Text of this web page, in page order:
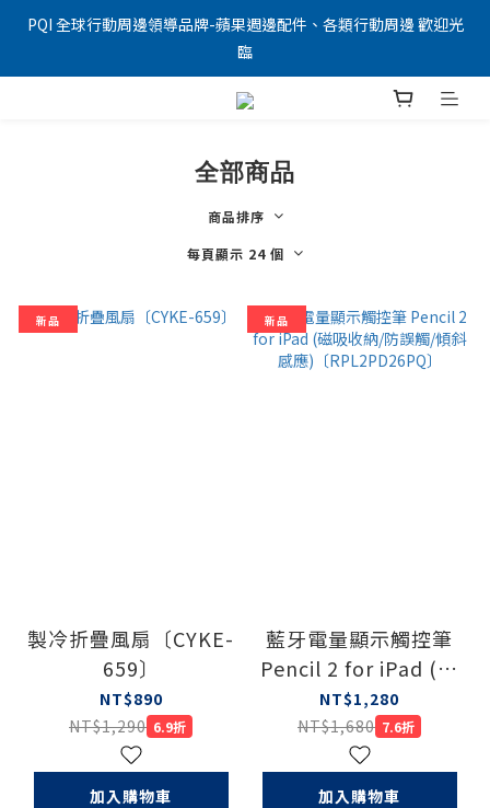
PQI 全球行動周邊領導品牌-蘋果週邊配件、各類行動周邊 歡迎光
臨
全部商品
商品排序
每頁顯示 24 個
新品
製冷折疊風扇〔CYKE-
659〕
NT$890
NT$1,290 6.9折
加入購物車
新品
藍牙電量顯示觸控筆
Pencil 2 for iPad (磁
吸收納/防誤觸/傾斜感
應)〔RPL2PD26PQ〕
NT$1,280
NT$1,680 7.6折
加入購物車